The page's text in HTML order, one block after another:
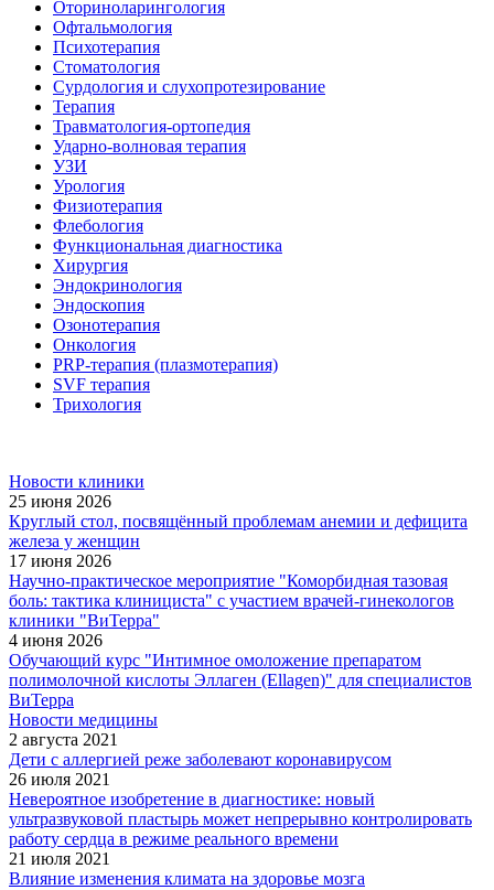
Оториноларингология
Офтальмология
Психотерапия
Стоматология
Сурдология и слухопротезирование
Терапия
Травматология-ортопедия
Ударно-волновая терапия
УЗИ
Урология
Физиотерапия
Флебология
Функциональная диагностика
Хирургия
Эндокринология
Эндоскопия
Озонотерапия
Онкология
PRP-терапия (плазмотерапия)
SVF терапия
Трихология
Новости клиники
25 июня 2026
Круглый стол, посвящённый проблемам анемии и дефицита
железа у женщин
17 июня 2026
Научно-практическое мероприятие "Коморбидная тазовая
боль: тактика клинициста" с участием врачей-гинекологов
клиники "ВиТерра"
4 июня 2026
Обучающий курс "Интимное омоложение препаратом
полимолочной кислоты Эллаген (Ellagen)" для специалистов
ВиТерра
Новости медицины
2 августа 2021
Дети с аллергией реже заболевают коронавирусом
26 июля 2021
Невероятное изобретение в диагностике: новый
ультразвуковой пластырь может непрерывно контролировать
работу сердца в режиме реального времени
21 июля 2021
Влияние изменения климата на здоровье мозга